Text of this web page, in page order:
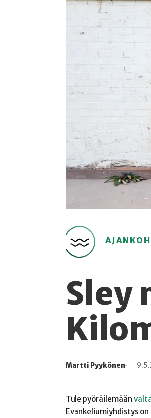
Sley
Kirjoittaja
Martti Pyykönen
Julkaistu
Lukuaika
Lukukertoja
Tule pyöräilemään
Evankeliumiyhdistys